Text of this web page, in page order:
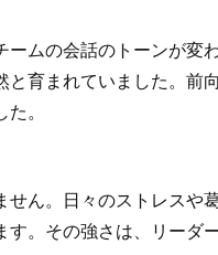
ームの会話のトーンが変
と育まれていました。前
。
せん。日々のストレスや
。その強さは、リーダ